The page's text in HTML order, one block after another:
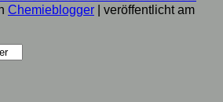
Chemieblogger
veröffentlicht am